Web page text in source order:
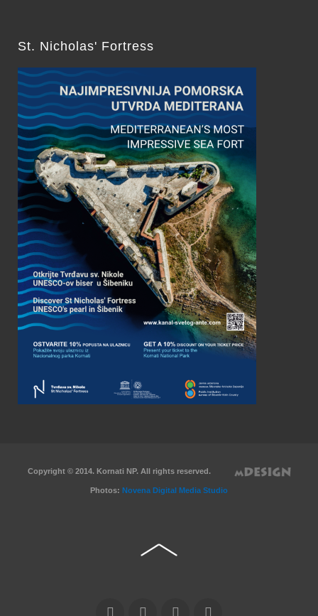
St. Nicholas' Fortress
Copyright © 2014. Kornati NP. All rights reserved.
Photos: Novena Digital Media Studio